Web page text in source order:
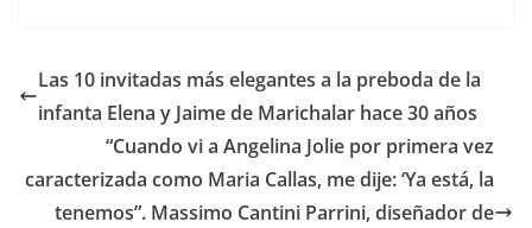
​Las 10 invitadas más elegantes a la preboda de la
infanta Elena y Jaime de Marichalar hace 30 años
​“Cuando vi a Angelina Jolie por primera vez
caracterizada como Maria Callas, me dije: ‘Ya está, la
tenemos”. Massimo Cantini Parrini, diseñador de